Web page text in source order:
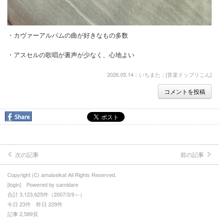
≪お断り≫当サイト、仕事関連以外の画像には、（一部）然るべき
製作、著作者にその権利があり、それらの方から指摘及び注意を受
けた場合、速やかに画像を消去などの対応を致します。
◎オススメのお品、観て下さい。
≪注≫これより上段コンテンツの写真の使用を禁じます。
●『お洒落』と『こだわり』を鍵として
・コダワリ＋突破＝前向き
・着物＋融合＝オシャレ
・≪中庸の美≫
【七五三レンタル/撮影＋外出】
・カヴァーアルバムの曲が好きなもの多数
・アスセルの歌唱が裏声が少なく、心地よい
2026.05.14：いちまた：[音楽ドップリこん]
コメントを投稿
次の記事 前の記事
Copyright (C) amaiseikat All Rights Reserved.
[login] Powered by samidare
合計 3,123,625件（2007/3/9～）
今日 23件 昨日 229件
記事 2,589頁